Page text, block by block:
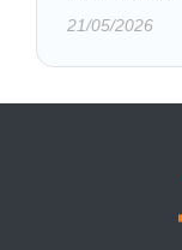
21/05/2026